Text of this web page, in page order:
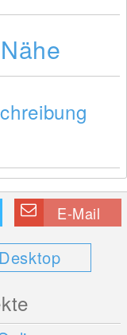
E-Mail
Desktop